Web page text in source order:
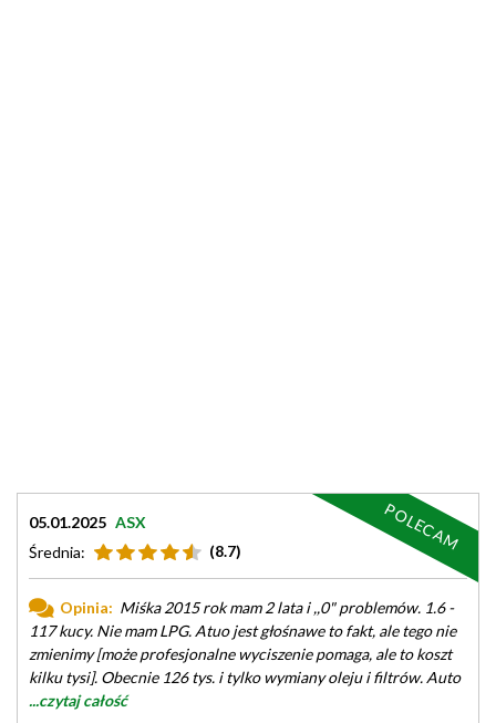
05.01.2025 ASX
Średnia:
(8.7)
Opinia: Miśka 2015 rok mam 2 lata i ,,0" problemów. 1.6 -
117 kucy. Nie mam LPG. Atuo jest głośnawe to fakt, ale tego nie
zmienimy [może profesjonalne wyciszenie pomaga, ale to koszt
kilku tysi]. Obecnie 126 tys. i tylko wymiany oleju i filtrów. Auto
...czytaj całość
POLECAM